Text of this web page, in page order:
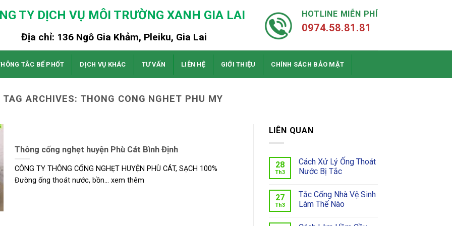
TY DỊCH VỤ MÔI TRƯỜNG XANH GIA LAI
Địa chỉ: 136 Ngô Gia Khảm, Pleiku, Gia Lai
HOTLINE MIỄN PHÍ
0974.58.81.81
TẮC BỂ PHỐT DỊCH VỤ KHÁC TƯ VẤN LIÊN HỆ GIỚI THIỆU CHÍNH SÁCH BẢO MẬT
TAG ARCHIVES: THONG CONG NGHET PHU MY
Thông cống nghẹt huyện Phù Cát Bình Định
CÔNG TY THÔNG CỐNG NGHẸT HUYỆN PHÙ CÁT, SẠCH 100%
Đường ống thoát nước, bồn... xem thêm
LIÊN QUAN
28
Th3
Cách Xử Lý Ống Thoát
Nước Bị Tắc
27
Th3
Tắc Cống Nhà Vệ Sinh
Làm Thế Nào